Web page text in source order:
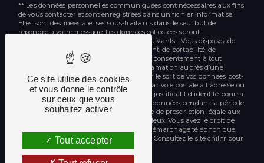
** Les données personnelles communiquées sont nécessaires aux fins
de vous contacter et sont enregistrées dans un fichier informatisé.
Elles sont destinées à et ses sous-traitants dans le seul but de
répondre à votre message. Les données collectées seront
communiquées aux seuls destinataires suivants: . Vous disposez de
droits d’accès, de rectification, d’effacement, de portabilité, de
limitation, d’opposition, de retrait de votre consentement à tout
moment et du droit d’introduire une réclamation auprès d’une
autorité de contrôle, ainsi que d’organiser le sort de vos données post-
mortem. Vous pouvez exercer ces droits par voie postale à l'adresse ou
par courrier électronique à l'adresse . Un justificatif d'identité pourra
vous être demandé. Nous conservons vos données pendant la période
de prise de contact puis pendant la durée de prescription légale aux
fins probatoires et de gestion des contentieux. Vous avez le droit de
vous inscrire sur la liste d'opposition au démarchage téléphonique,
disponible à cette adresse:Bloctel.gouv.fr
. Consultez le site cnil.fr pour
plus d’informations sur vos droits.
Ce site utilise des cookies
et vous donne le contrôle
sur ceux que vous
souhaitez activer
Tout accepter